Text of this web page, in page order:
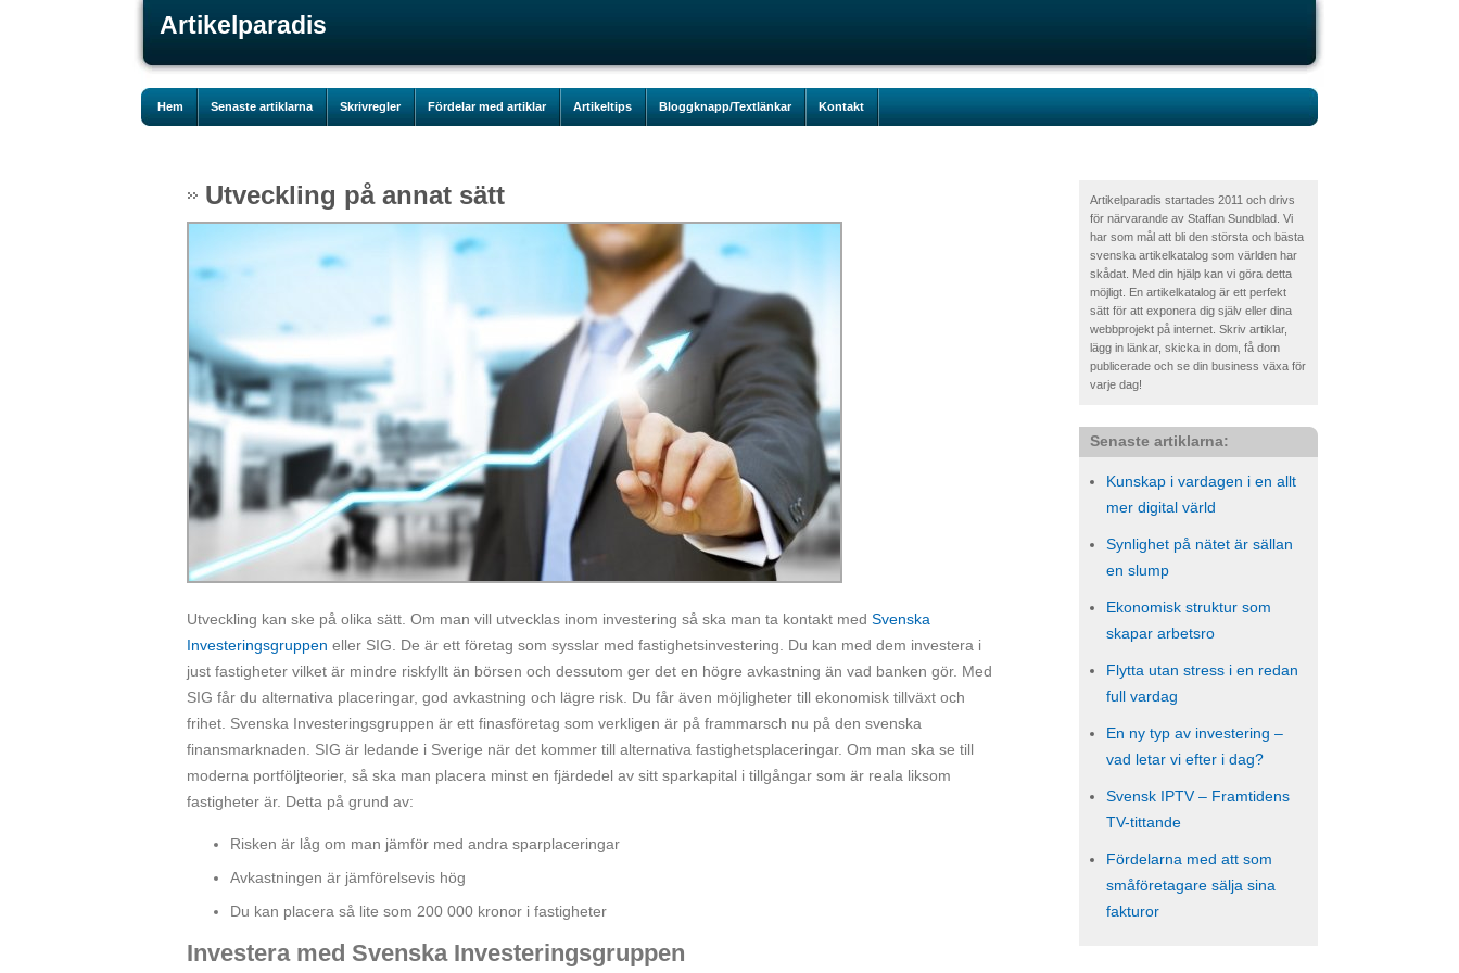
Artikelparadis
Hem Senaste artiklarna Skrivregler Fördelar med artiklar Artikeltips Bloggknapp/Textlänkar Kontakt
Artikelparadis startades 2011 och drivs
för närvarande av Staffan Sundblad. Vi
har som mål att bli den största och bästa
svenska artikelkatalog som världen har
skådat. Med din hjälp kan vi göra detta
möjligt. En artikelkatalog är ett perfekt
sätt för att exponera dig själv eller dina
webbprojekt på internet. Skriv artiklar,
lägg in länkar, skicka in dom, få dom
publicerade och se din business växa för
varje dag!
Senaste artiklarna:
Kunskap i vardagen i en allt
mer digital värld
Synlighet på nätet är sällan
en slump
Ekonomisk struktur som
skapar arbetsro
Flytta utan stress i en redan
full vardag
En ny typ av investering –
vad letar vi efter i dag?
Svensk IPTV – Framtidens
TV-tittande
Fördelarna med att som
småföretagare sälja sina
fakturor
Utveckling på annat sätt
Utveckling kan ske på olika sätt. Om man vill utvecklas inom investering så ska man ta kontakt med Svenska
Investeringsgruppen eller SIG. De är ett företag som sysslar med fastighetsinvestering. Du kan med dem investera i
just fastigheter vilket är mindre riskfyllt än börsen och dessutom ger det en högre avkastning än vad banken gör. Med
SIG får du alternativa placeringar, god avkastning och lägre risk. Du får även möjligheter till ekonomisk tillväxt och
frihet. Svenska Investeringsgruppen är ett finasföretag som verkligen är på frammarsch nu på den svenska
finansmarknaden. SIG är ledande i Sverige när det kommer till alternativa fastighetsplaceringar. Om man ska se till
moderna portföljteorier, så ska man placera minst en fjärdedel av sitt sparkapital i tillgångar som är reala liksom
fastigheter är. Detta på grund av:
Risken är låg om man jämför med andra sparplaceringar
Avkastningen är jämförelsevis hög
Du kan placera så lite som 200 000 kronor i fastigheter
Investera med Svenska Investeringsgruppen